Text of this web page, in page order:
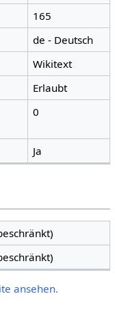
165
de - Deutsch
Wikitext
Erlaubt
0
Ja
ansehen.